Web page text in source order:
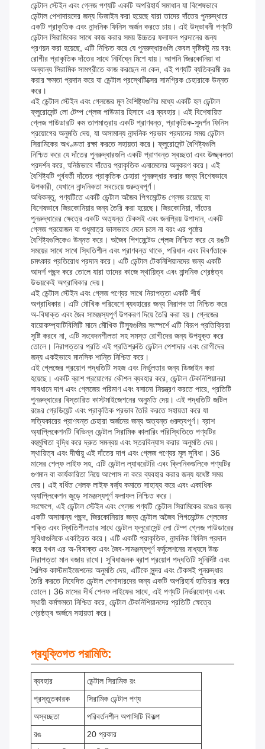
ডেন্টাল স্টেইন এবং গ্লেজ পণ্যটি একটি অপরিহার্য সমাধান যা বিশেষভাবে
ডেন্টাল পেশাদারদের জন্য ডিজাইন করা হয়েছে যারা তাদের দাঁতের পুনরুদ্ধারে
একটি প্রাকৃতিক এবং নান্দনিক ফিনিস অর্জন করতে চায়। এই উদ্ভাবনী পণ্যটি
ডেন্টাল সিরামিকের সাথে কাজ করার সময় উচ্চতর ফলাফল প্রদানের জন্য
প্রণয়ন করা হয়েছে, এটি নিশ্চিত করে যে পুনরুদ্ধারগুলি কেবল দৃষ্টিকটু নয় বরং
রোগীর প্রাকৃতিক দাঁতের সাথে নির্বিঘ্নে মিশে যায়। আপনি জিরকোনিয়া বা
অন্যান্য সিরামিক সামগ্রীতে কাজ করছেন না কেন, এই পণ্যটি ব্যতিক্রমী রঙ
করার ক্ষমতা প্রদান করে যা ডেন্টাল প্রস্থেটিক্সের সামগ্রিক চেহারাকে উন্নত
করে।
এই ডেন্টাল স্টেইন এবং গ্লেজের মূল বৈশিষ্ট্যগুলির মধ্যে একটি হল ডেন্টাল
ফ্লুরোসেন্ট লো টেম্প গ্লেজ পাউডার হিসাবে এর ব্যবহার। এই বিশেষায়িত
গ্লেজ পাউডারটি কম তাপমাত্রায় একটি প্রাণবন্ত, প্রাকৃতিক-সুদর্শন ফিনিস
প্রয়োগের অনুমতি দেয়, যা অসামান্য নান্দনিক প্রভাব প্রদানের সময় ডেন্টাল
সিরামিকের অখণ্ডতা রক্ষা করতে সহায়তা করে। ফ্লুরোসেন্ট বৈশিষ্ট্যগুলি
নিশ্চিত করে যে দাঁতের পুনরুদ্ধারগুলি একটি প্রাণবন্ত স্বচ্ছতা এবং উজ্জ্বলতা
প্রদর্শন করে, ঘনিষ্ঠভাবে দাঁতের প্রাকৃতিক এনামেলের অনুকরণ করে। এই
বৈশিষ্ট্যটি পূর্ববর্তী দাঁতের প্রাকৃতিক চেহারা পুনরুদ্ধার করার জন্য বিশেষভাবে
উপকারী, যেখানে নান্দনিকতা সবচেয়ে গুরুত্বপূর্ণ।
অধিকন্তু, পণ্যটিতে একটি ডেন্টাল অজৈব পিগমেন্টেড গ্লেজ রয়েছে যা
বিশেষভাবে জিরকোনিয়ার জন্য তৈরি করা হয়েছে। জিরকোনিয়া, দাঁতের
পুনরুদ্ধারের ক্ষেত্রে একটি অত্যন্ত টেকসই এবং জনপ্রিয় উপাদান, একটি
গ্লেজ প্রয়োজন যা শুধুমাত্র ভালভাবে মেনে চলে না বরং এর পৃষ্ঠের
বৈশিষ্ট্যগুলিকেও উন্নত করে। অজৈব পিগমেন্টেড গ্লেজ নিশ্চিত করে যে রঙটি
সময়ের সাথে সাথে স্থিতিশীল এবং প্রাণবন্ত থাকে, পরিধান এবং বিবর্ণতাকে
চমৎকার প্রতিরোধ প্রদান করে। এটি ডেন্টাল টেকনিশিয়ানদের জন্য একটি
আদর্শ পছন্দ করে তোলে যারা তাদের কাজে স্থায়িত্ব এবং নান্দনিক শ্রেষ্ঠত্ব
উভয়কেই অগ্রাধিকার দেয়।
এই ডেন্টাল স্টেইন এবং গ্লেজ পণ্যের সাথে নিরাপত্তা একটি শীর্ষ
অগ্রাধিকার। এটি মৌখিক পরিবেশে ব্যবহারের জন্য নিরাপদ তা নিশ্চিত করে
অ-বিষাক্ত এবং জৈব সামঞ্জস্যপূর্ণ উপকরণ দিয়ে তৈরি করা হয়। গ্লেজের
বায়োকম্প্যাটিবিলিটি মানে মৌখিক টিস্যুগুলির সংস্পর্শে এটি বিরূপ প্রতিক্রিয়া
সৃষ্টি করবে না, এটি সংবেদনশীলতা সহ সমস্ত রোগীদের জন্য উপযুক্ত করে
তোলে। নিরাপত্তার প্রতি এই প্রতিশ্রুতি ডেন্টাল পেশাদার এবং রোগীদের
জন্য একইভাবে মানসিক শান্তি নিশ্চিত করে।
এই গ্লেজের প্রয়োগ পদ্ধতিটি সহজ এবং নির্ভুলতার জন্য ডিজাইন করা
হয়েছে। একটি ব্রাশ প্রয়োগের কৌশল ব্যবহার করে, ডেন্টাল টেকনিশিয়ানরা
সাবধানে দাগ এবং গ্লেজের পরিমাণ এবং বসানো নিয়ন্ত্রণ করতে পারে, প্রতিটি
পুনরুদ্ধারের বিস্তারিত কাস্টমাইজেশনের অনুমতি দেয়। এই পদ্ধতিটি জটিল
রঙের গ্রেডিয়েন্ট এবং প্রাকৃতিক প্রভাব তৈরি করতে সহায়তা করে যা
সত্যিকারের প্রাণবন্ত চেহারা অর্জনের জন্য অত্যন্ত গুরুত্বপূর্ণ। ব্রাশ
অ্যাপ্লিকেশনটি বিভিন্ন ডেন্টাল সিরামিক কালারিং পরিস্থিতিতে পণ্যটির
বহুমুখিতা বৃদ্ধি করে দ্রুত সমন্বয় এবং স্তরবিন্যাস করার অনুমতি দেয়।
স্থায়িত্ব এবং দীর্ঘায়ু এই দাঁতের দাগ এবং গ্লেজ পণ্যের মূল সুবিধা। 36
মাসের শেল্ফ লাইফ সহ, এটি ডেন্টাল ল্যাবরেটরি এবং ক্লিনিকগুলিকে পণ্যটির
গুণমান বা কার্যকারিতা নিয়ে আপোস না করে ব্যবহার করার জন্য যথেষ্ট সময়
দেয়। এই বর্ধিত শেলফ লাইফ বর্জ্য কমাতে সাহায্য করে এবং একাধিক
অ্যাপ্লিকেশন জুড়ে সামঞ্জস্যপূর্ণ ফলাফল নিশ্চিত করে।
সংক্ষেপে, এই ডেন্টাল স্টেইন এবং গ্লেজ পণ্যটি ডেন্টাল সিরামিকের রঙের জন্য
একটি অসামান্য পছন্দ, জিরকোনিয়ার জন্য ডেন্টাল অজৈব পিগমেন্টেড গ্লেজের
শক্তি এবং স্থিতিশীলতার সাথে ডেন্টাল ফ্লুরোসেন্ট লো টেম্প গ্লেজ পাউডারের
সুবিধাগুলিকে একত্রিত করে। এটি একটি প্রাকৃতিক, নান্দনিক ফিনিস প্রদান
করে যখন এর অ-বিষাক্ত এবং জৈব-সামঞ্জস্যপূর্ণ ফর্মুলেশনের মাধ্যমে উচ্চ
নিরাপত্তা মান বজায় রাখে। সুবিধাজনক ব্রাশ প্রয়োগ পদ্ধতিটি সুনির্দিষ্ট এবং
শৈল্পিক কাস্টমাইজেশনের অনুমতি দেয়, এটিকে সুন্দর এবং টেকসই পুনরুদ্ধার
তৈরি করতে নিবেদিত ডেন্টাল পেশাদারদের জন্য একটি অপরিহার্য হাতিয়ার করে
তোলে। 36 মাসের দীর্ঘ শেলফ লাইফের সাথে, এই পণ্যটি নির্ভরযোগ্য এবং
স্থায়ী কর্মক্ষমতা নিশ্চিত করে, ডেন্টাল টেকনিশিয়ানদের প্রতিটি ক্ষেত্রে
শ্রেষ্ঠত্ব অর্জনে সহায়তা করে।
প্রযুক্তিগত পরামিতি:
ব্যবহার
ডেন্টাল সিরামিক রং
প্রস্তুতকারক
সিরামিক ডেন্টাল পণ্য
অস্বচ্ছতা
পরিবর্তনশীল অপাসিটি বিকল্প
রঙ
20 প্রকার